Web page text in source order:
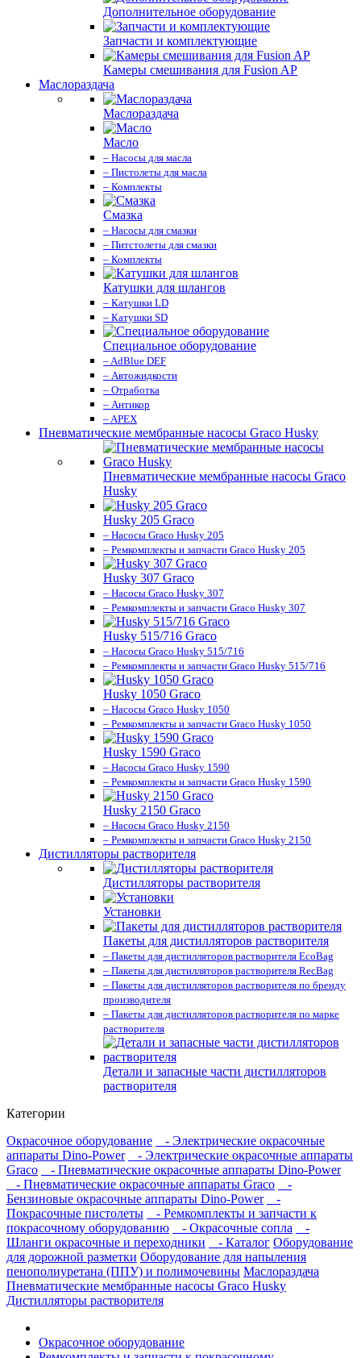
Дополнительное оборудование
Запчасти и комплектующие
Камеры смешивания для Fusion AP
Маслораздача
Маслораздача
Масло
– Насосы для масла
– Пистолеты для масла
– Комплекты
Смазка
– Насосы для смазки
– Питстолеты для смазки
– Комплекты
Катушки для шлангов
– Катушки LD
– Катушки SD
Специальное оборудование
– AdBlue DEF
– Автожидкости
– Отработка
– Антикор
– APEX
Пневматические мембранные насосы Graco Husky
Пневматические мембранные насосы Graco
Husky
Husky 205 Graco
– Насосы Graco Husky 205
– Ремкомплекты и запчасти Graco Husky 205
Husky 307 Graco
– Насосы Graco Husky 307
– Ремкомплекты и запчасти Graco Husky 307
Husky 515/716 Graco
– Насосы Graco Husky 515/716
– Ремкомплекты и запчасти Graco Husky 515/716
Husky 1050 Graco
– Насосы Graco Husky 1050
– Ремкомплекты и запчасти Graco Husky 1050
Husky 1590 Graco
– Насосы Graco Husky 1590
– Ремкомплекты и запчасти Graco Husky 1590
Husky 2150 Graco
– Насосы Graco Husky 2150
– Ремкомплекты и запчасти Graco Husky 2150
Дистилляторы растворителя
Дистилляторы растворителя
Установки
Пакеты для дистилляторов растворителя
– Пакеты для дистилляторов растворителя EcoBag
– Пакеты для дистилляторов растворителя RecBag
– Пакеты для дистилляторов растворителя по бренду
производителя
– Пакеты для дистилляторов растворителя по марке
растворителя
Детали и запасные части дистилляторов
растворителя
Категории
Окрасочное оборудование
- Электрические окрасочные
аппараты Dino-Power
- Электрические окрасочные аппараты
Graco
- Пневматические окрасочные аппараты Dino-Power
- Пневматические окрасочные аппараты Graco
-
Бензиновые окрасочные аппараты Dino-Power
-
Покрасочные пистолеты
- Ремкомплекты и запчасти к
покрасочному оборудованию
- Окрасочные сопла
-
Шланги окрасочные и переходники
- Каталог Оборудование
для дорожной разметки Оборудование для напыления
пенополиуретана (ППУ) и полимочевины Маслораздача
Пневматические мембранные насосы Graco Husky
Дистилляторы растворителя
Окрасочное оборудование